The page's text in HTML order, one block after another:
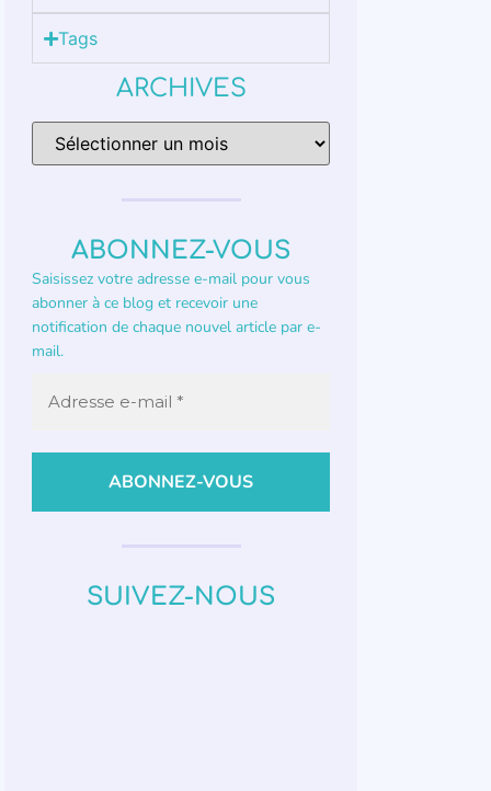
Tags
ARCHIVES
ABONNEZ-VOUS
Saisissez votre adresse e-mail pour vous
abonner à ce blog et recevoir une
notification de chaque nouvel article par e-
mail.
SUIVEZ-NOUS